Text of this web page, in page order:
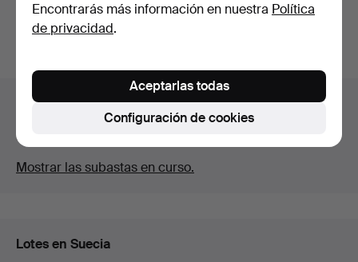
Suscribir búsqueda
Archivo de subastas
Estás buscando en el archivo de subastas concluidas.
Mostrar las subastas en curso.
Lotes en Suecia
Encontrarás más información en nuestra Política
de privacidad.
Configuración de cookies
Aceptarlas todas